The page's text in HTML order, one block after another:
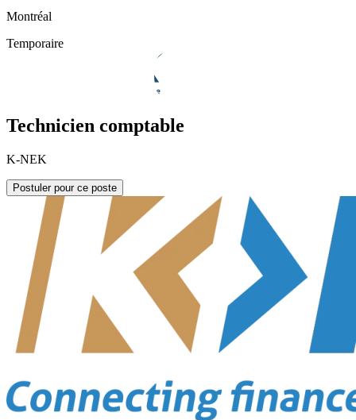
Montréal
Temporaire
Technicien comptable
K-NEK
Postuler pour ce poste